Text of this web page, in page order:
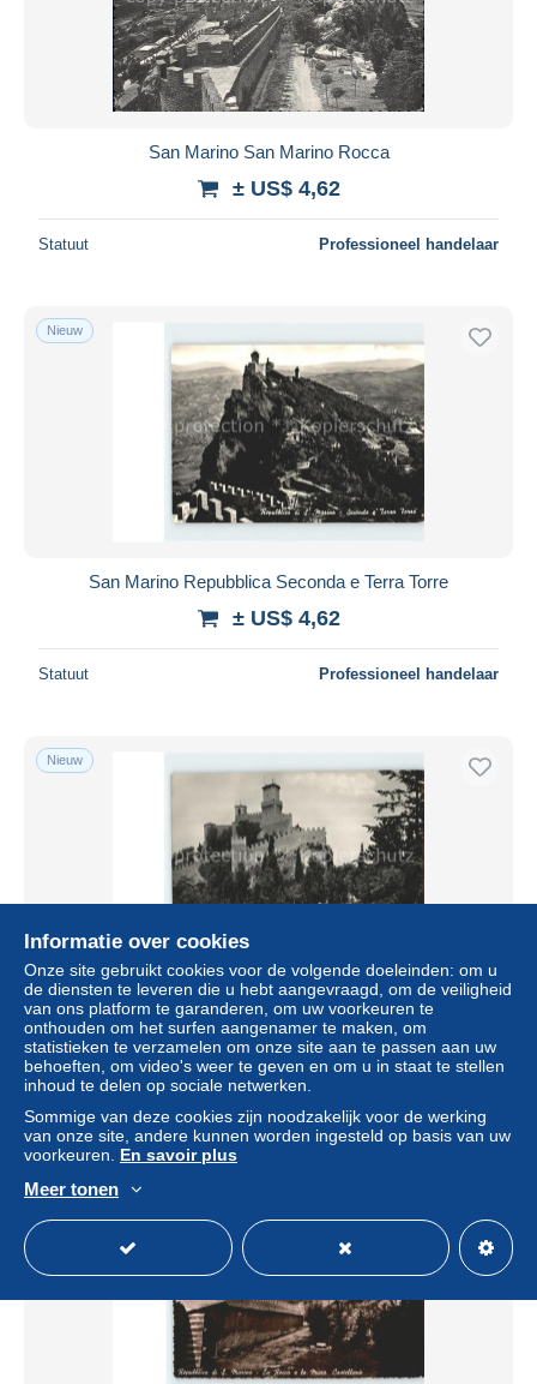
San Marino San Marino Rocca
± US$ 4,62
Statuut Professioneel handelaar
Nieuw
San Marino Repubblica Seconda e Terra Torre
± US$ 4,62
Statuut Professioneel handelaar
Nieuw
San Marino Repubblica Prima Torre
± US$ 4,62
Nieuw
Informatie over cookies
Onze site gebruikt cookies voor de volgende doeleinden: om u
de diensten te leveren die u hebt aangevraagd, om de veiligheid
van ons platform te garanderen, om uw voorkeuren te
onthouden om het surfen aangenamer te maken, om
statistieken te verzamelen om onze site aan te passen aan uw
behoeften, om video's weer te geven en om u in staat te stellen
inhoud te delen op sociale netwerken.
Sommige van deze cookies zijn noodzakelijk voor de werking
van onze site, andere kunnen worden ingesteld op basis van uw
voorkeuren. En savoir plus
Meer tonen